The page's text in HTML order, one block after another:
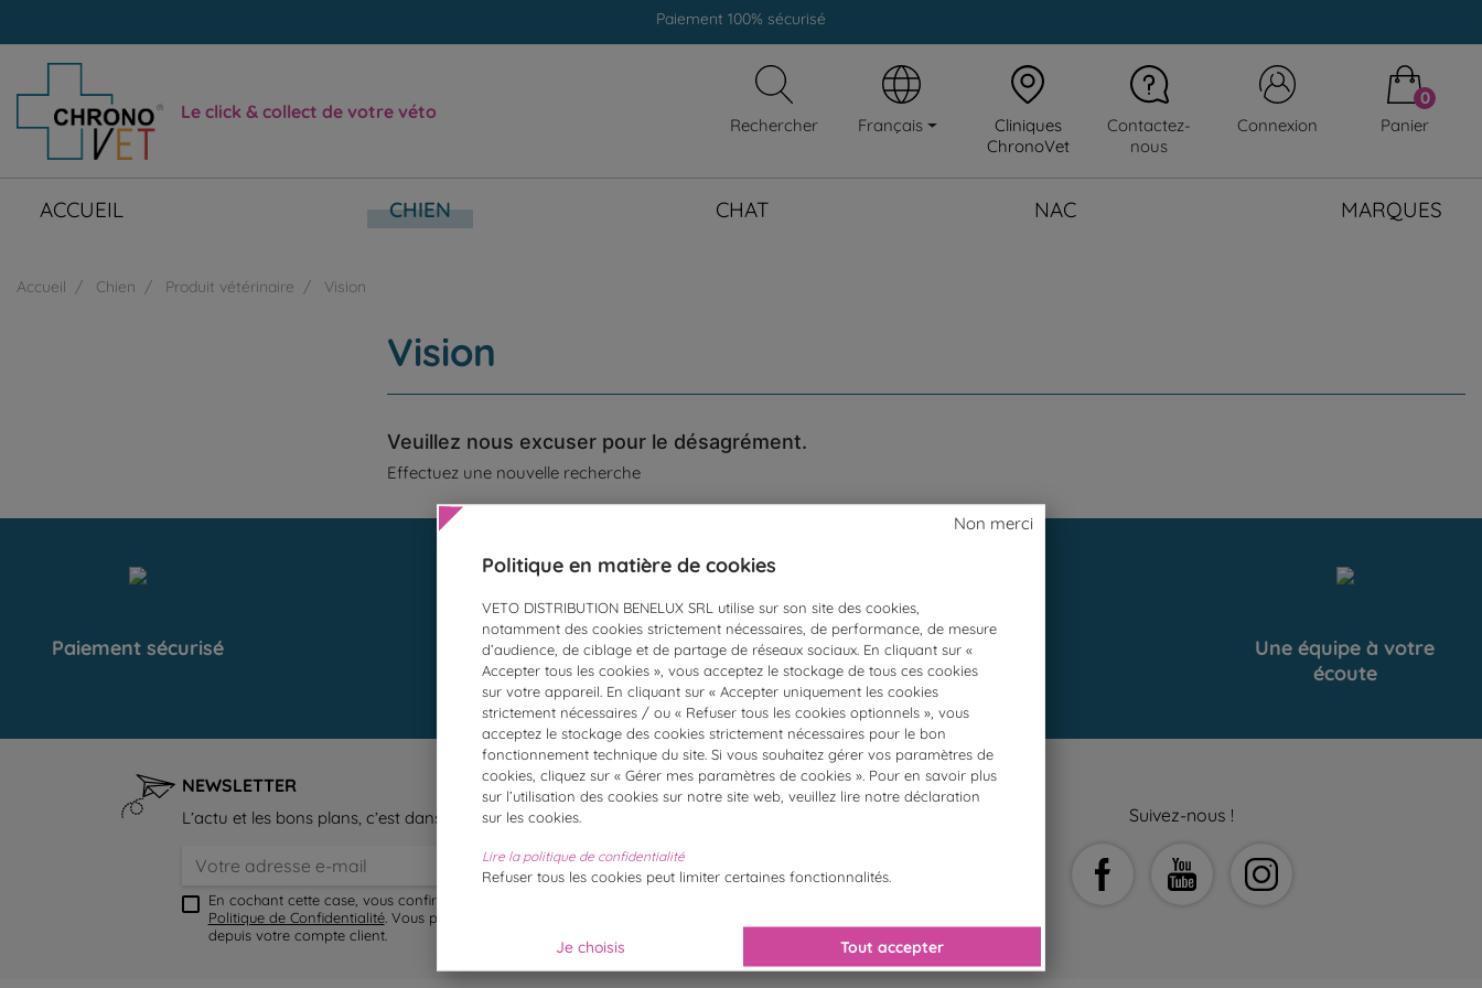
Livraison gratuite en clinique vétérinaire
Paiement 100% sécurisé
Le click & collect de votre véto
Rechercher Français
Cliniques
ChronoVet
Contactez-
nous
Connexion
0
Panier
ACCUEIL CHIEN CHAT NAC MARQUES
Accueil Chien Produit vétérinaire Vision
Vision
Veuillez nous excuser pour le désagrément.
Effectuez une nouvelle recherche
Paiement sécurisé
Livraison rapide et
gratuite
Retour gratuit
Une équipe à votre
écoute
NEWSLETTER
L’actu et les bons plans, c’est dans la boîte mail !
S’ABONNER
En cochant cette case, vous confirmez avoir pris connaissance de notre
Politique de Confidentialité. Vous pouvez vous désinscrire à tout moment
depuis votre compte client.
Suivez-nous !
Non merci
Politique en matière de cookies
VETO DISTRIBUTION BENELUX SRL utilise sur son site des cookies,
notamment des cookies strictement nécessaires, de performance, de mesure
d’audience, de ciblage et de partage de réseaux sociaux. En cliquant sur «
Accepter tous les cookies », vous acceptez le stockage de tous ces cookies
sur votre appareil. En cliquant sur « Accepter uniquement les cookies
strictement nécessaires / ou « Refuser tous les cookies optionnels », vous
acceptez le stockage des cookies strictement nécessaires pour le bon
fonctionnement technique du site. Si vous souhaitez gérer vos paramètres de
cookies, cliquez sur « Gérer mes paramètres de cookies ». Pour en savoir plus
sur l’utilisation des cookies sur notre site web, veuillez lire notre déclaration
sur les cookies.
Lire la politique de confidentialité
Refuser tous les cookies peut limiter certaines fonctionnalités.
Je choisis Tout accepter